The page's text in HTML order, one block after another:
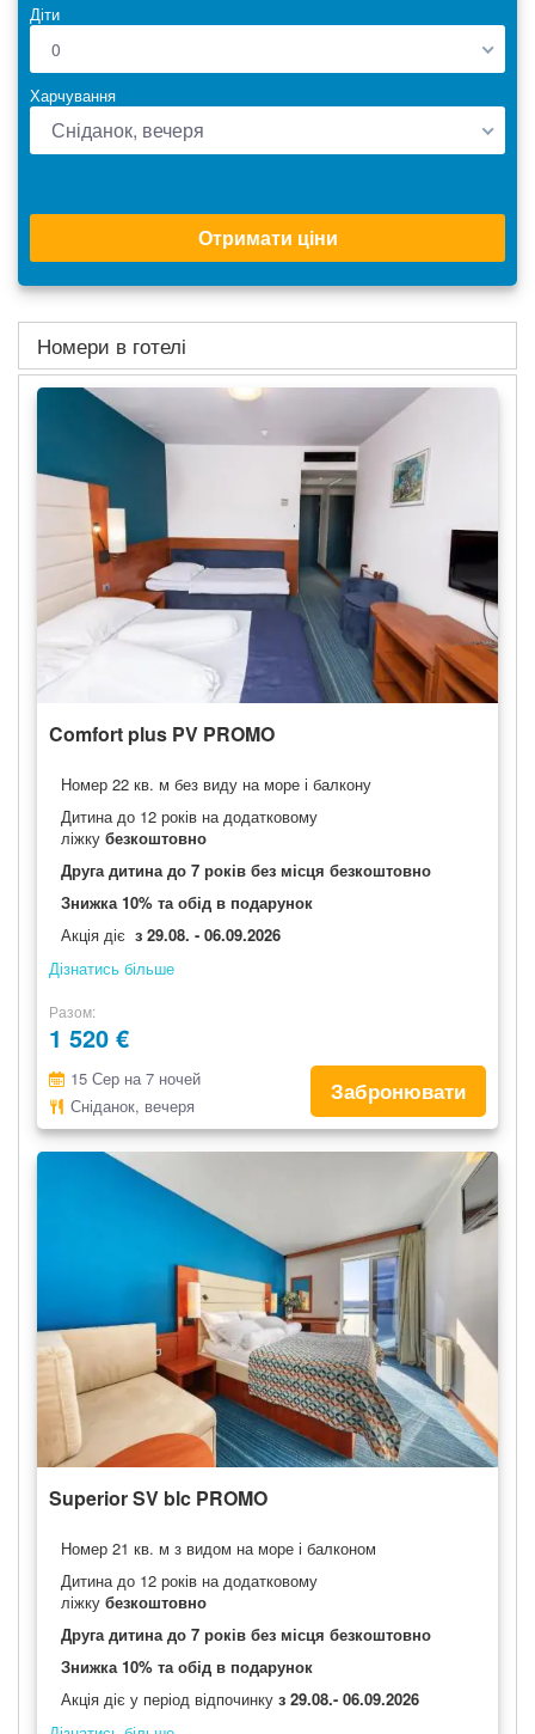
Діти
0
Харчування
Сніданок, вечеря
Отримати ціни
Номери в готелі
Comfort plus PV PROMO
Номер 22 кв. м без виду на море і балкону
Дитина до 12 років на додатковому
ліжку безкоштовно
Друга дитина до 7 років без місця безкоштовно
Знижка 10% та обід в подарунок
Акція діє з 29.08. - 06.09.2026
Дізнатись більше
Разом
1 520 €
15 Сер на 7 ночей
Сніданок, вечеря
Забронювати
Superior SV blc PROMO
Номер 21 кв. м з видом на море і балконом
Дитина до 12 років на додатковому
ліжку безкоштовно
Друга дитина до 7 років без місця безкоштовно
Знижка 10% та обід в подарунок
Акція діє у період відпочинку з 29.08.- 06.09.2026